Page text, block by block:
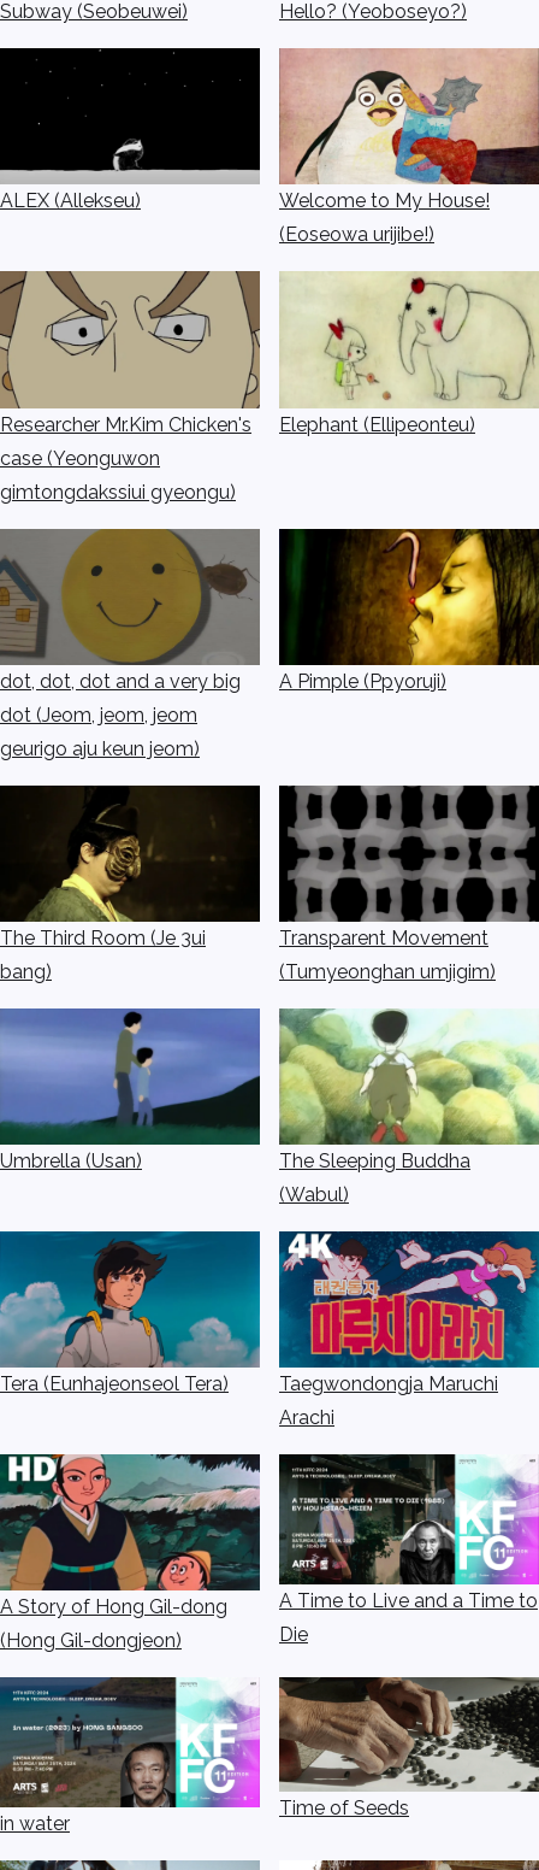
Subway (Seobeuwei) Hello? (Yeoboseyo?)
ALEX (Allekseu)
Welcome to My House!
(Eoseowa urijibe!)
Researcher Mr.Kim Chicken's
case (Yeonguwon
gimtongdakssiui gyeongu)
Elephant (Ellipeonteu)
dot, dot, dot and a very big
dot (Jeom, jeom, jeom
geurigo aju keun jeom)
A Pimple (Ppyoruji)
The Third Room (Je 3ui
bang)
Transparent Movement
(Tumyeonghan umjigim)
Umbrella (Usan)
The Sleeping Buddha
(Wabul)
Tera (Eunhajeonseol Tera)
Taegwondongja Maruchi
Arachi
A Story of Hong Gil-dong
(Hong Gil-dongjeon)
A Time to Live and a Time to
Die
in water
Time of Seeds